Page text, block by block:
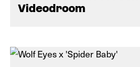
Videodroom